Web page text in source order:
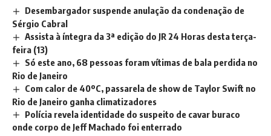
Desembargador suspende anulação da condenação de
Sérgio Cabral
Assista à íntegra da 3ª edição do JR 24 Horas desta terça-
feira (13)
Só este ano, 68 pessoas foram vítimas de bala perdida no
Rio de Janeiro
Com calor de 40ºC, passarela de show de Taylor Swift no
Rio de Janeiro ganha climatizadores
Polícia revela identidade do suspeito de cavar buraco
onde corpo de Jeff Machado foi enterrado